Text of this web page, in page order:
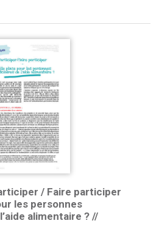
/ Faire participer
les personnes
alimentaire ? //